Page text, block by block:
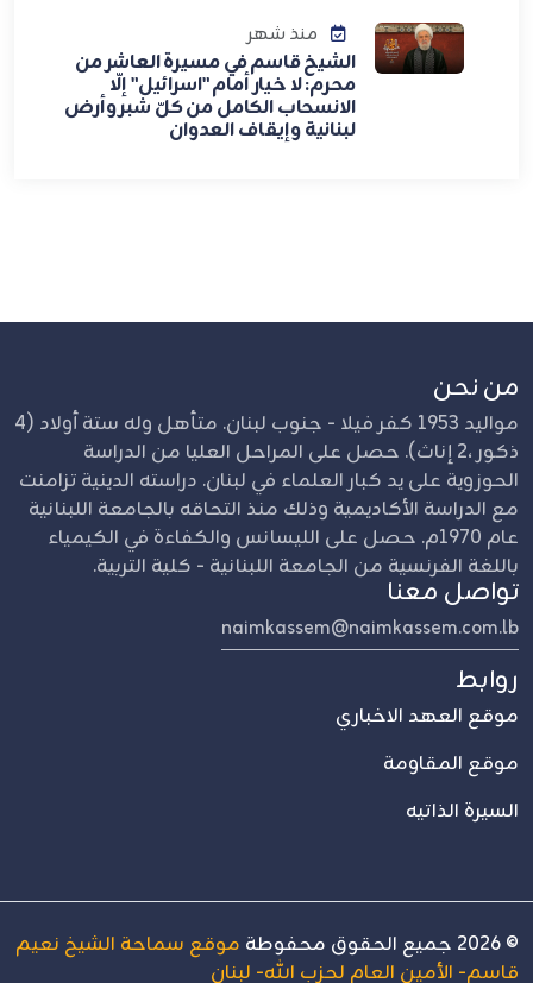
منذ شهر
الشيخ قاسم في مسيرة العاشر من
محرم: لا خيار أمام "اسرائيل" إلّا
الانسحاب الكامل من كلّ شبر وأرض
لبنانية وإيقاف العدوان
من نحن
مواليد 1953 كفر فيلا - جنوب لبنان. متأهل وله ستة أولاد (4
ذكور ،2 إناث). حصل على المراحل العليا من الدراسة
الحوزوية على يد كبار العلماء في لبنان. دراسته الدينية تزامنت
مع الدراسة الأكاديمية وذلك منذ التحاقه بالجامعة اللبنانية
عام 1970م. حصل على الليسانس والكفاءة في الكيمياء
باللغة الفرنسية من الجامعة اللبنانية - كلية التربية.
تواصل معنا
naimkassem@naimkassem.com.lb
روابط
موقع العهد الاخباري
موقع المقاومة
السيرة الذاتيه
©
2026 جميع الحقوق محفوطة موقع سماحة الشيخ نعيم
قاسم- الأمين العام لحزب الله- لبنان